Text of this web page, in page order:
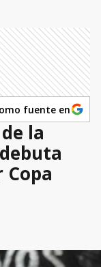
fuente en
la